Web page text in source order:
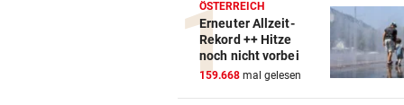
mehr passieren!“
WETTER IN ÖSTERREICH vor
Hier kann es heute Nacht
ordentlich gewittern
ÖSTERREICH
Erneuter Allzeit-
Rekord ++ Hitze
noch nicht vorbei
159.668 mal gelesen